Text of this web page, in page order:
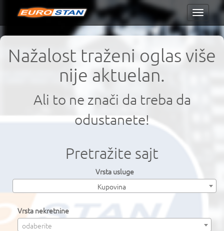
Toggle
Nažalost traženi oglas više
nije aktuelan.
Ali to ne znači da treba da
odustanete!
Pretražite sajt
Vrsta usluge
Kupovina
Vrsta nekretnine
odaberite